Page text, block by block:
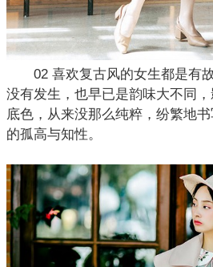
02 喜欢复古风的女生都是有
没有发生，也早已是韵味大不同
底色，从来没那么纯粹，纷繁地
的孤高与知性。